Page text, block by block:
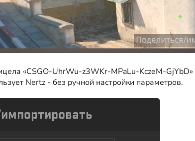
«CSGO-UhrWu-z3WKr-MPaLu-KczeM-
Nertz - без ручной настройки параметров.